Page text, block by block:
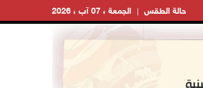
الجمعة ، 07 آب ، 2026 حالة الطقس